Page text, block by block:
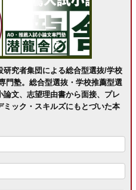
究者集団による総合型選抜/学校
門塾。総合型選抜・学校推薦型選
文、志望理由書から面接、プレ
ック・スキルズにもとづいた本